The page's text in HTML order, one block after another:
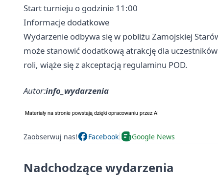
Start turnieju o godzinie 11:00
Informacje dodatkowe
Wydarzenie odbywa się w pobliżu Zamojskiej
może stanowić dodatkową atrakcję dla
roli, wiąże się z akceptacją regulaminu POD.
Autor:info_wydarzenia
Zaobserwuj nas! Facebook Google News
Nadchodzące wydarzenia